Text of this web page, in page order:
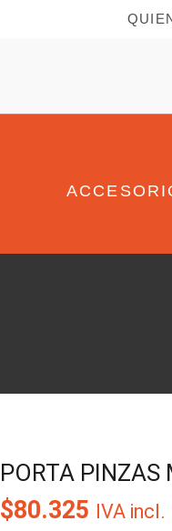
PORTA PINZAS
$80.325 IVA incl.